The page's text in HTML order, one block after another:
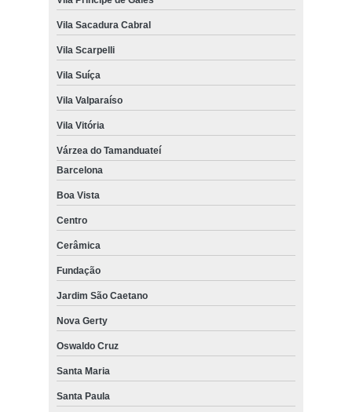
Vila Sacadura Cabral
Vila Scarpelli
Vila Suíça
Vila Valparaíso
Vila Vitória
Várzea do Tamanduateí
Barcelona
Boa Vista
Centro
Cerâmica
Fundação
Jardim São Caetano
Nova Gerty
Oswaldo Cruz
Santa Maria
Santa Paula